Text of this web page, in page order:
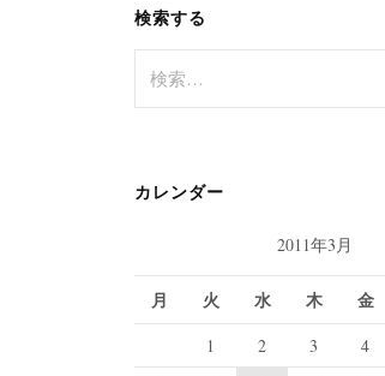
検索する
索
カレンダー
2011年3月
月 火 水 木 金
1 2 3 4